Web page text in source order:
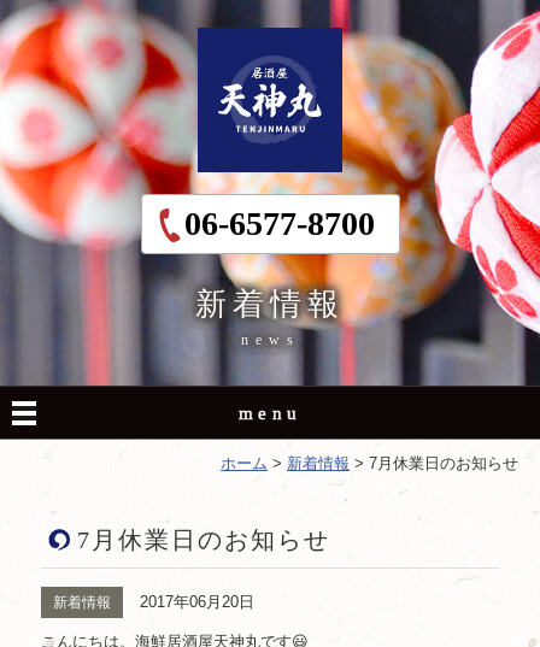
06-6577-8700
新着情報
news
menu
ホーム > 新着情報 >7月休業日のお知らせ
7月休業日のお知らせ
新着情報 2017年06月20日
こんにちは。海鮮居酒屋天神丸です😃